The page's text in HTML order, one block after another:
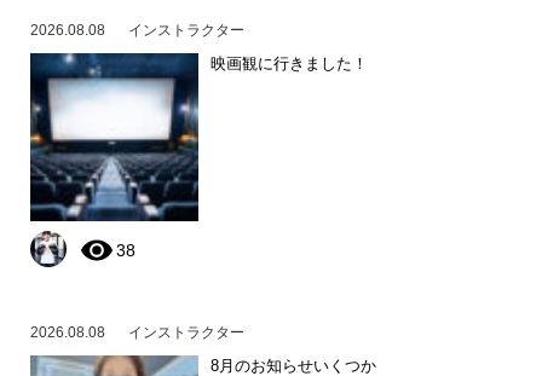
2026.08.08 インストラクター
映画観に行きました！
38
2026.08.08 インストラクター
8月のお知らせいくつか